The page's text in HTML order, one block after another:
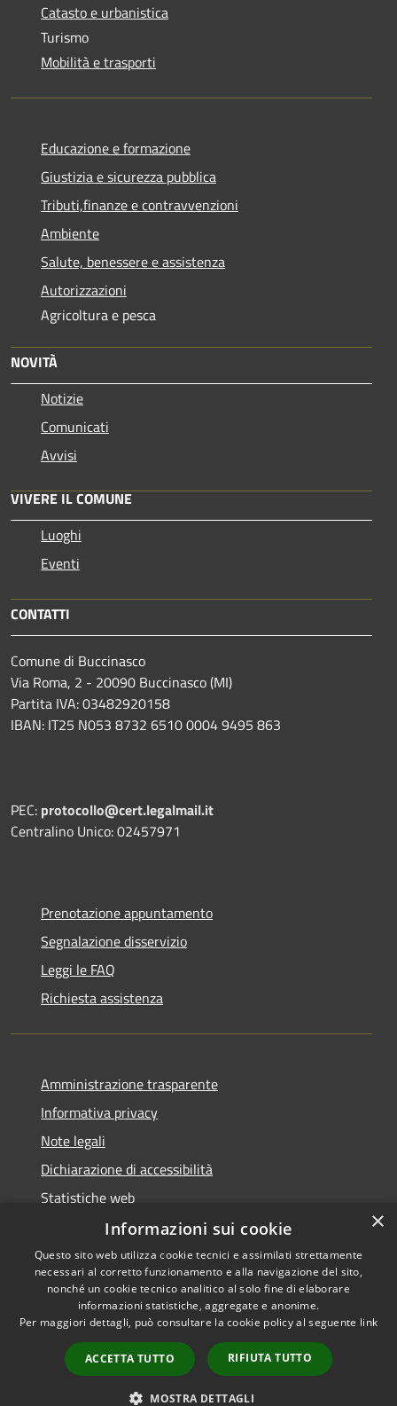
Catasto e urbanistica
Turismo
Mobilità e trasporti
Educazione e formazione
Giustizia e sicurezza pubblica
Tributi,finanze e contravvenzioni
Ambiente
Salute, benessere e assistenza
Autorizzazioni
Agricoltura e pesca
NOVITÀ
Notizie
Comunicati
Avvisi
VIVERE IL COMUNE
Luoghi
Eventi
CONTATTI
Comune di Buccinasco
Via Roma, 2 - 20090 Buccinasco (MI)
Partita IVA: 03482920158
IBAN: IT25 N053 8732 6510 0004 9495 863
PEC: protocollo@cert.legalmail.it
Centralino Unico: 02457971
Prenotazione appuntamento
Segnalazione disservizio
Leggi le FAQ
Richiesta assistenza
Amministrazione trasparente
Informativa privacy
Note legali
Dichiarazione di accessibilità
Statistiche web
Accessibilità
Privacy
Mappa del sito
Copyright © 2026 • Comune di
Buccinasco • Powered by
Municipium•Accesso
redazione
×
Informazioni sui cookie
Questo sito web utilizza cookie tecnici e assimilati strettamente
necessari al corretto funzionamento e alla navigazione del sito,
nonché un cookie tecnico analitico al solo fine di elaborare
informazioni statistiche, aggregate e anonime.
Per maggiori dettagli, può consultare la cookie policy al seguente link
ACCETTA TUTTO RIFIUTA TUTTO
MOSTRA DETTAGLI